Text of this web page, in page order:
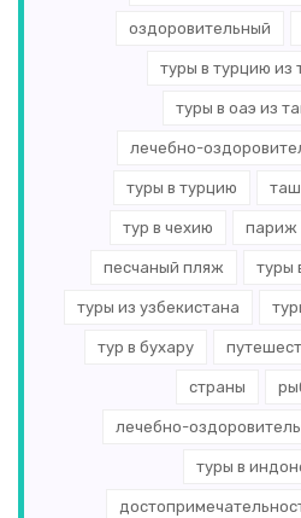
(1)
Армения(1)
Марокко(1)
Латвия
оздоровительный
туры в турцию из
туры в оаэ из
лечебно-
туры в турцию
тур в чехию париж
песчаный пляж туры
туры из узбекистана
тур в бухару
страны
лечебно-
туры в